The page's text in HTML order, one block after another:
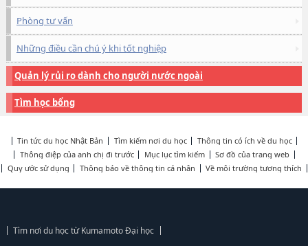
Phòng tư vấn
Những điều cần chú ý khi tốt nghiệp
Quản lý rủi ro dành cho người nước ngoài
Tìm học bổng
Tin tức du học Nhật Bản Tìm kiếm nơi du học
Thông tin có ích về du học
Thông điệp của anh chị đi trước
Mục lục tìm kiếm
Sơ đồ của trang web
Quy ước sử dụng
Thông báo về thông tin cá nhân Về môi trường tương thích
Tìm nơi du học từ Kumamoto Đại học